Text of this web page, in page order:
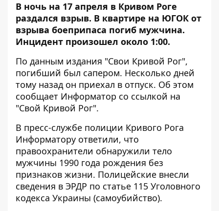
В ночь на 17 апреля в Кривом Роге
раздался взрыв. В квартире на ЮГОК от
взрыва боеприпаса погиб мужчина.
Инцидент произошел около 1:00.
По данным издания "Свои Кривой Рог",
погибший был сапером. Несколько дней
тому назад он приехал в отпуск. Об этом
сообщает Информатор со ссылкой на
"Свой Кривой Рог".
В пресс-службе полиции Кривого Рога
Информатору ответили, что
правоохранители обнаружили тело
мужчины 1990 года рождения без
признаков жизни. Полицейские внесли
сведения в ЭРДР по статье 115 Уголовного
кодекса Украины (самоубийство).